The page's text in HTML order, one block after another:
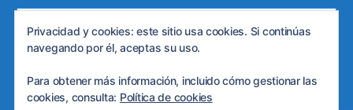
Privacidad y cookies: este sitio usa cookies. Si continúas
navegando por él, aceptas su uso.
Para obtener más información, incluido cómo gestionar las
cookies, consulta: Política de cookies